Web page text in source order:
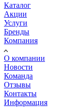
Каталог
Акции
Услуги
Бренды
Компания
О компании
Новости
Команда
Отзывы
Контакты
Информация